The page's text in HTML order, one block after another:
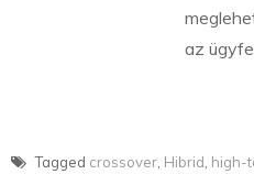
az
Tagged crossover Hibrid high-